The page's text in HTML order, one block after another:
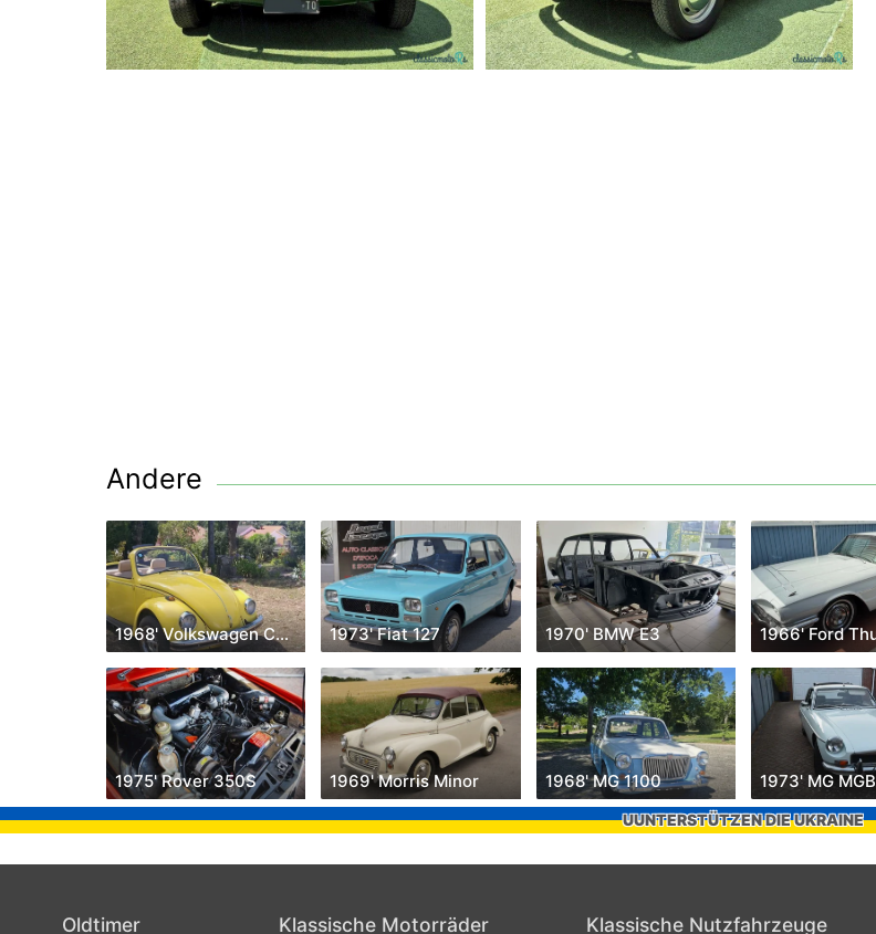
Andere
1968' Volkswagen Carocha 1973' Fiat 127 1970' BMW E3
1975' Rover 350S 1969' Morris Minor 1968' MG 1100 1973' MG MGB
UUNTERSTÜTZEN DIE UKRAINE
Oldtimer Klassische Motorräder Klassische Nutzfahrzeuge